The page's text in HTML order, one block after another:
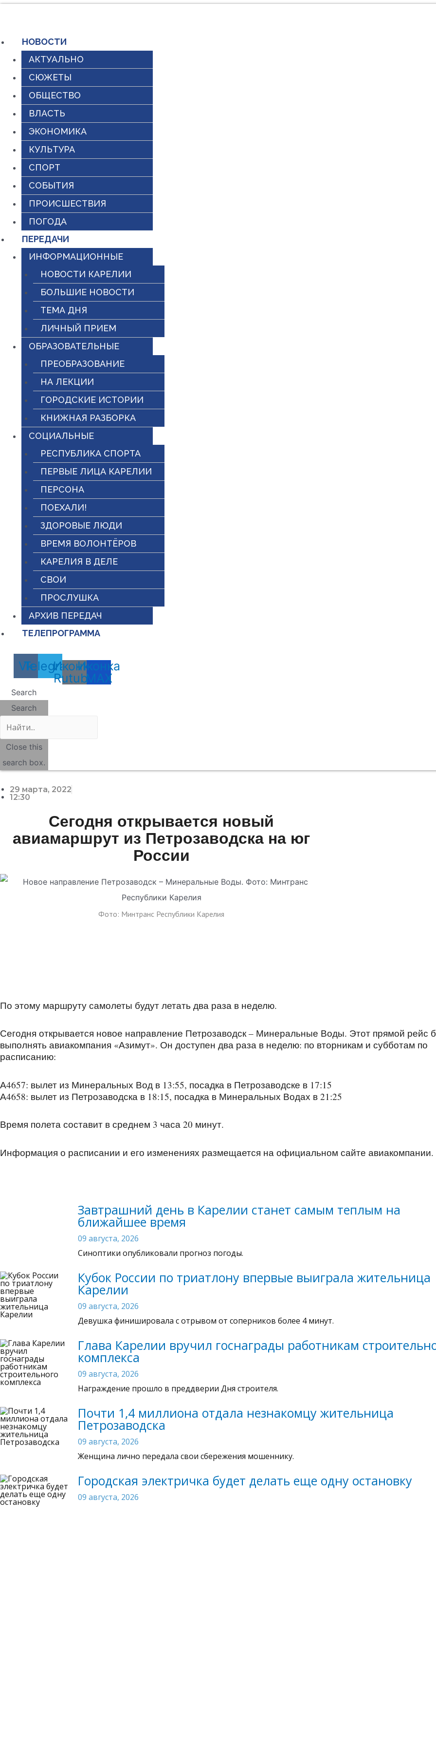
содержимому
НОВОСТИ
АКТУАЛЬНО
СЮЖЕТЫ
ОБЩЕСТВО
ВЛАСТЬ
ЭКОНОМИКА
КУЛЬТУРА
СПОРТ
СОБЫТИЯ
ПРОИСШЕСТВИЯ
ПОГОДА
ПЕРЕДАЧИ
ИНФОРМАЦИОННЫЕ
НОВОСТИ КАРЕЛИИ
БОЛЬШИЕ НОВОСТИ
ТЕМА ДНЯ
ЛИЧНЫЙ ПРИЕМ
ОБРАЗОВАТЕЛЬНЫЕ
ПРЕОБРАЗОВАНИЕ
НА ЛЕКЦИИ
ГОРОДСКИЕ ИСТОРИИ
КНИЖНАЯ РАЗБОРКА
СОЦИАЛЬНЫЕ
РЕСПУБЛИКА СПОРТА
ПЕРВЫЕ ЛИЦА КАРЕЛИИ
ПЕРСОНА
ПОЕХАЛИ!
ЗДОРОВЫЕ ЛЮДИ
ВРЕМЯ ВОЛОНТЁРОВ
КАРЕЛИЯ В ДЕЛЕ
СВОИ
ПРОСЛУШКА
АРХИВ ПЕРЕДАЧ
ТЕЛЕПРОГРАММА
Vk
Telegram
Иконка
Rutube
Иконка
MAX
Search
Search
Close this
search box.
29 марта, 2022
12:30
Сегодня открывается новый
авиамаршрут из Петрозаводска на юг
России
Фото: Минтранс Республики Карелия
По этому маршруту самолеты будут летать два раза в неделю.
Сегодня открывается новое направление Петрозаводск – Минеральные Воды. Этот прямой рейс
выполнять авиакомпания «Азимут». Он доступен два раза в неделю: по вторникам и субботам по
расписанию:
А4657: вылет из Минеральных Вод в 13:55, посадка в Петрозаводске в 17:15
А4658: вылет из Петрозаводска в 18:15, посадка в Минеральных Водах в 21:25
Время полета составит в среднем 3 часа 20 минут.
Информация о расписании и его изменениях размещается на официальном сайте авиакомпании.
Завтрашний день в Карелии станет самым теплым на
ближайшее время
09 августа, 2026
Синоптики опубликовали прогноз погоды.
Кубок России по триатлону впервые выиграла жительница
Карелии
09 августа, 2026
Девушка финишировала с отрывом от соперников более 4 минут.
Глава Карелии вручил госнаграды работникам
комплекса
09 августа, 2026
Награждение прошло в преддверии Дня строителя.
Почти 1,4 миллиона отдала незнакомцу жительница
Петрозаводска
09 августа, 2026
Женщина лично передала свои сбережения мошеннику.
Городская электричка будет делать еще одну остановку
09 августа, 2026